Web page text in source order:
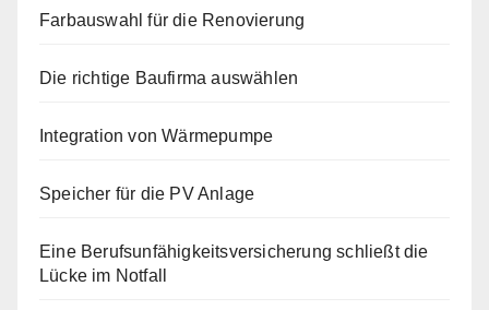
Farbauswahl für die Renovierung
Die richtige Baufirma auswählen
Integration von Wärmepumpe
Speicher für die PV Anlage
Eine Berufsunfähigkeitsversicherung schließt die
Lücke im Notfall